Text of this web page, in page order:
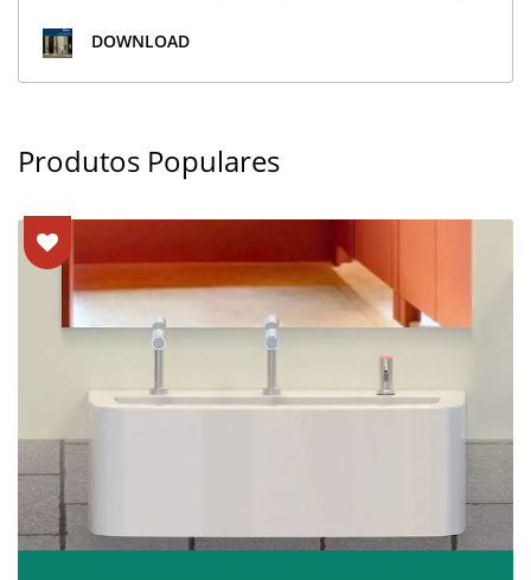
DOWNLOAD
Produtos Populares